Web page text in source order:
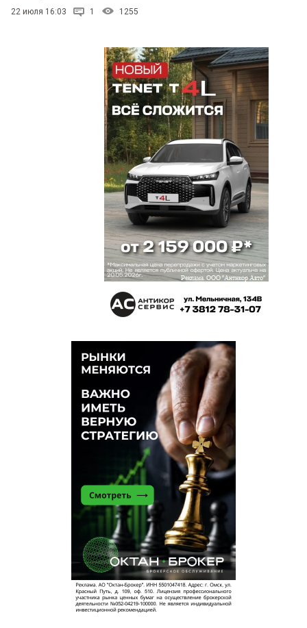
22 июля 16:03 1 1255